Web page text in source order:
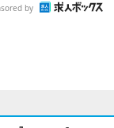
by